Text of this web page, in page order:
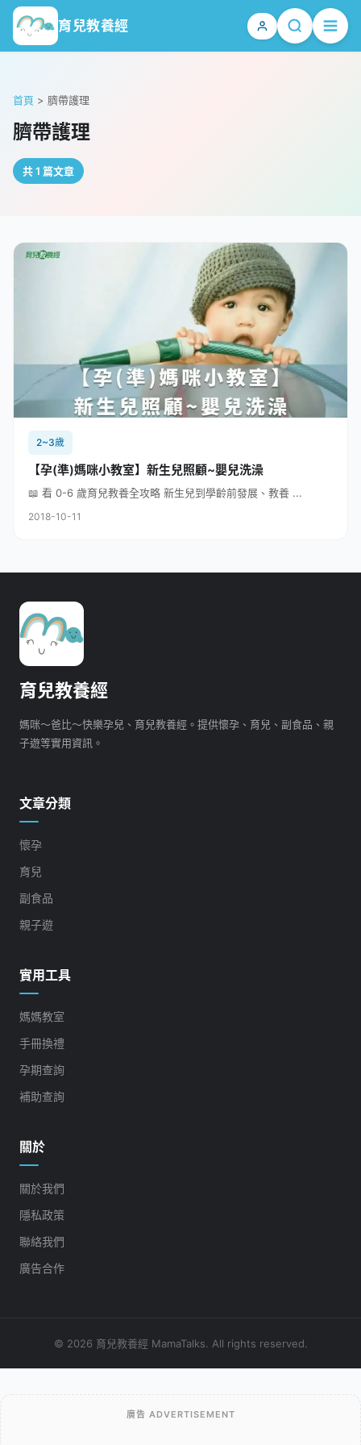
育兒教養經
首頁 > 臍帶護理
臍帶護理
共 1 篇文章
2~3歲
【孕(準)媽咪小教室】新生兒照顧~嬰兒洗澡
📖 看 0-6 歲育兒教養全攻略 新生兒到學齡前發展、教養 ...
2018-10-11
育兒教養經
媽咪～爸比～快樂孕兒、育兒教養經。提供懷孕、育兒、副食品、親
子遊等實用資訊。
文章分類
懷孕
育兒
副食品
親子遊
實用工具
媽媽教室
手冊換禮
孕期查詢
補助查詢
關於
關於我們
隱私政策
聯絡我們
廣告合作
© 2026 育兒教養經 MamaTalks. All rights reserved.
廣告 ADVERTISEMENT